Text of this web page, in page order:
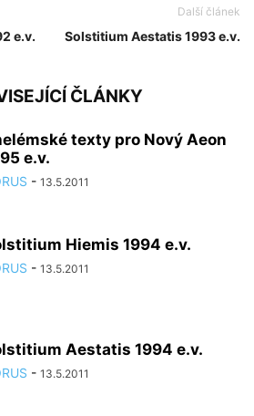
e.v.
Další článek
Solstitium Aestatis 1993 e.v.
ČLÁNKY
texty pro Nový Aeon
e.v.
- 13.5.2011
Hiemis 1994 e.v.
- 13.5.2011
Aestatis 1994 e.v.
- 13.5.2011